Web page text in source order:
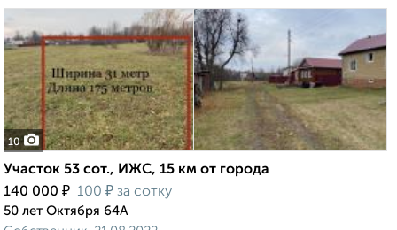
10
Участок 53 сот., ИЖС, 15 км от города
140 000 ₽ 100 ₽ за сотку
50 лет Октября 64А